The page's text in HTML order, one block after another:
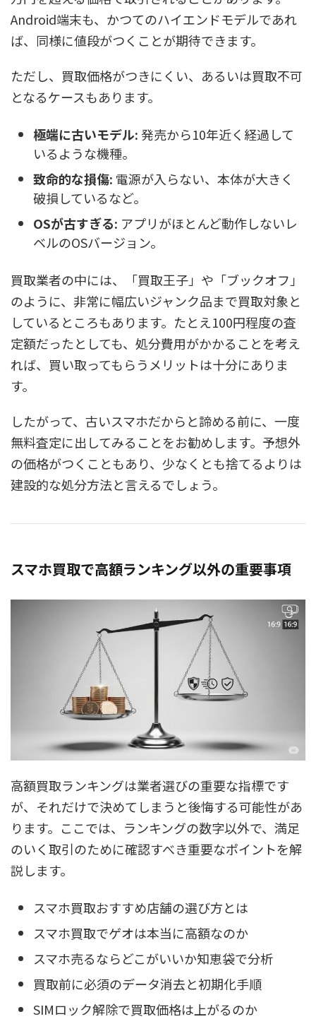
Android端末も、かつてのハイエンドモデルであれ
ば、同様に値段がつくことが期待できます。
ただし、買取価格がつきにくい、あるいは買取不可
となるケースもあります。
極端に古いモデル:発売から10年近く経過して
いるような機種。
致命的な損傷: 電源が入らない、本体が大きく
破損しているなど。
OSが古すぎる: アプリがほとんど動作しないレ
ベルのOSバージョン。
買取業者の中には、「買取王子」や「ブックオフ」
のように、非常に幅広いジャンク品まで買取対象と
しているところもあります。たとえ100円程度の査
定額だったとしても、処分費用がかかることを考え
れば、買い取ってもらうメリットは十分にありま
す。
したがって、古いスマホだからと諦める前に、一度
無料査定に出してみることをお勧めします。予想外
の価格がつくこともあり、少なくとも捨てるよりは
建設的な処分方法と言えるでしょう。
スマホ買取で高額ランキング以外の重要事項
高額買取ランキングは業者選びの重要な指標です
が、それだけで決めてしまうと後悔する可能性があ
ります。ここでは、ランキングの数字以外で、満足
のいく取引のために確認すべき重要なポイントを解
説します。
スマホ買取おすすめ店舗の選び方とは
スマホ買取でゲオは本当に高額なのか
スマホ売るならどこがいいか知恵袋で分析
買取前に必須のデータ消去と初期化手順
SIMロック解除で買取価格は上がるのか